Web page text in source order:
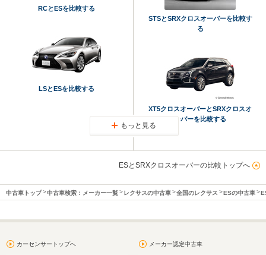
RCとESを比較する
LSとESを比較する
STSとSRXクロスオーバーを比較す
る
XT5クロスオーバーとSRXクロスオ
ーバーを比較する
もっと見る
ESとSRXクロスオーバーの比較トップへ
中古車トップ 中古車検索：メーカー一覧 レクサスの中古車 全国のレクサス ESの中古車
カーセンサートップへ メーカー認定中古車